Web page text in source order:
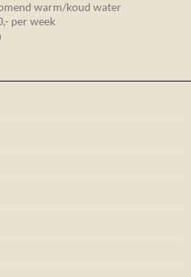
warm/koud water
per week